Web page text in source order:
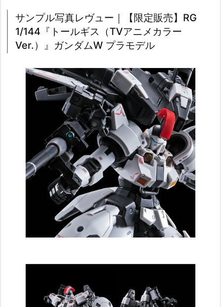
サンプル写真レヴュー｜【限定販売】RG
1/144『トールギス（TVアニメカラー
Ver.）』ガンダムW プラモデル